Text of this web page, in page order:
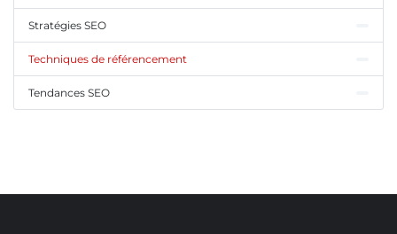
Stratégies SEO
Techniques de référencement
Tendances SEO